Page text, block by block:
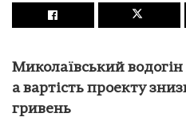
Миколаївський
а вартість проекту
гривень